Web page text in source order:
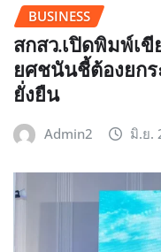
BUSINESS
สกสว.เปิดพิมพ์เขี
ยศชนันชี้ต้องยกร
ยั่งยืน
Admin2 มิ.ย.